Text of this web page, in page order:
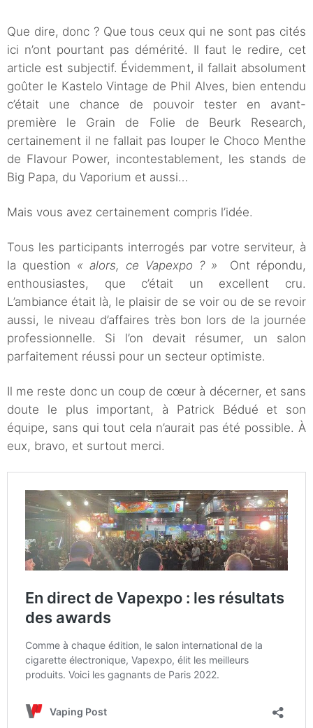
Que dire, donc ? Que tous ceux qui ne sont pas cités
ici n’ont pourtant pas démérité. Il faut le redire, cet
article est subjectif. Évidemment, il fallait absolument
goûter le Kastelo Vintage de Phil Alves, bien entendu
c’était une chance de pouvoir tester en avant-
première le Grain de Folie de Beurk Research,
certainement il ne fallait pas louper le Choco Menthe
de Flavour Power, incontestablement, les stands de
Big Papa, du Vaporium et aussi…
Mais vous avez certainement compris l’idée.
Tous les participants interrogés par votre serviteur, à
la question « alors, ce Vapexpo ? » Ont répondu,
enthousiastes, que c’était un excellent cru.
L’ambiance était là, le plaisir de se voir ou de se revoir
aussi, le niveau d’affaires très bon lors de la journée
professionnelle. Si l’on devait résumer, un salon
parfaitement réussi pour un secteur optimiste.
Il me reste donc un coup de cœur à décerner, et sans
doute le plus important, à Patrick Bédué et son
équipe, sans qui tout cela n’aurait pas été possible. À
eux, bravo, et surtout merci.